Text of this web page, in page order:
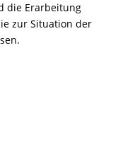
die Erarbeitung
zur Situation der